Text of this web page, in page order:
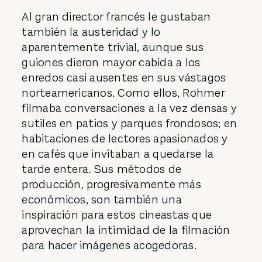
Al gran director francés le gustaban
también la austeridad y lo
aparentemente trivial, aunque sus
guiones dieron mayor cabida a los
enredos casi ausentes en sus vástagos
norteamericanos. Como ellos, Rohmer
filmaba conversaciones a la vez densas y
sutiles en patios y parques frondosos; en
habitaciones de lectores apasionados y
en cafés que invitaban a quedarse la
tarde entera. Sus métodos de
producción, progresivamente más
económicos, son también una
inspiración para estos cineastas que
aprovechan la intimidad de la filmación
para hacer imágenes acogedoras.